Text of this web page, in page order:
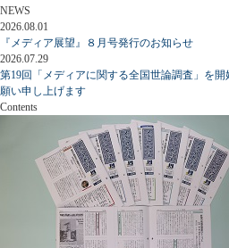
NEWS
2026.08.01
『メディア展望』８月号発行のお知らせ
2026.07.29
第19回「メディアに関する全国世論調査」を
願い申し上げます
Contents